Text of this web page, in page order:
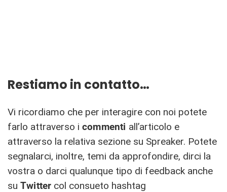
Restiamo in contatto…
Vi ricordiamo che per interagire con noi potete
farlo attraverso i commenti all’articolo e
attraverso la relativa sezione su Spreaker. Potete
segnalarci, inoltre, temi da approfondire, dirci la
vostra o darci qualunque tipo di feedback anche
su Twitter col consueto hashtag